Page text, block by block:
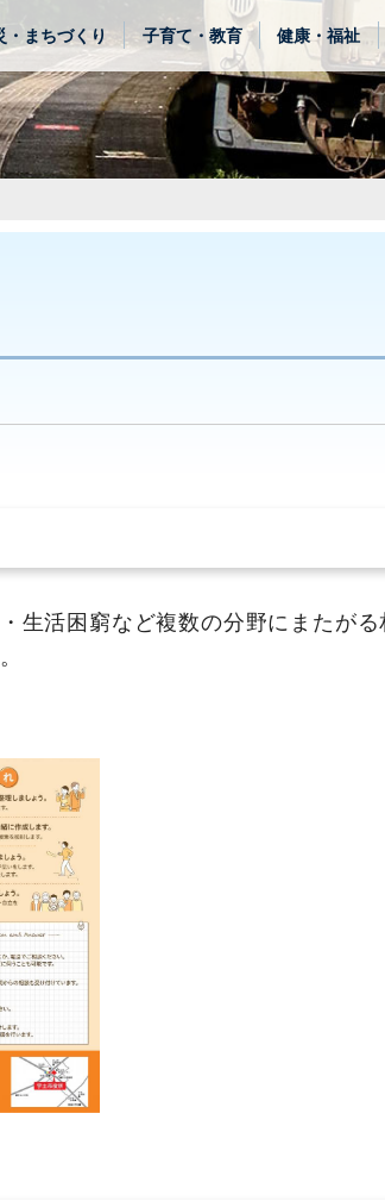
・まちづくり 子育て・教育 健康・福祉
活困窮など複数の分野にまたが